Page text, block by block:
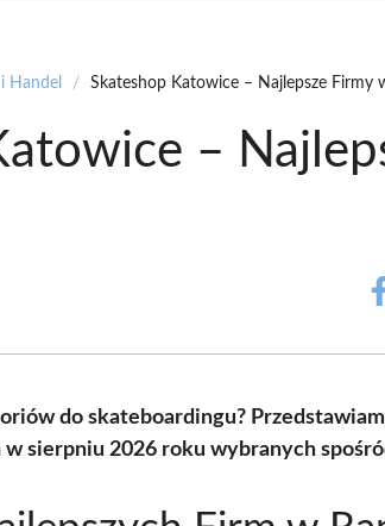
Handel / Skateshop Katowice – Najlepsze Firmy
–
do skateboardingu?
sierpniu 2026 roku wybranych